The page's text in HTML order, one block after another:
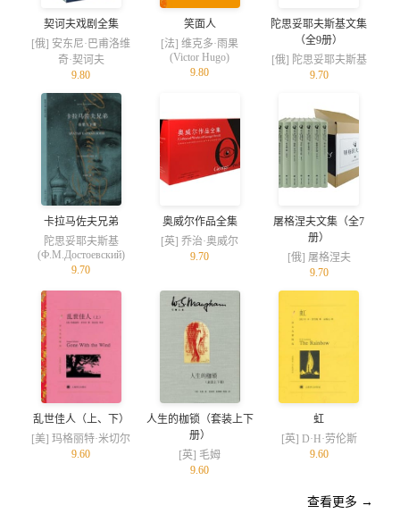
契诃夫戏剧全集
[俄] 安东尼·巴甫洛维
奇·契诃夫
9.80
笑面人
[法] 维克多·雨果
(Victor Hugo)
9.80
陀思妥耶夫斯基文集
（全9册）
[俄] 陀思妥耶夫斯基
9.70
卡拉马佐夫兄弟
陀思妥耶夫斯基
(Ф.М.Достоевский)
9.70
奥威尔作品全集
[英] 乔治·奥威尔
9.70
屠格涅夫文集（全7
册）
[俄] 屠格涅夫
9.70
乱世佳人（上、下）
[美] 玛格丽特·米切尔
9.60
人生的枷锁（套装上下
册）
[英] 毛姆
9.60
虹
[英] D·H·劳伦斯
9.60
查看更多 →